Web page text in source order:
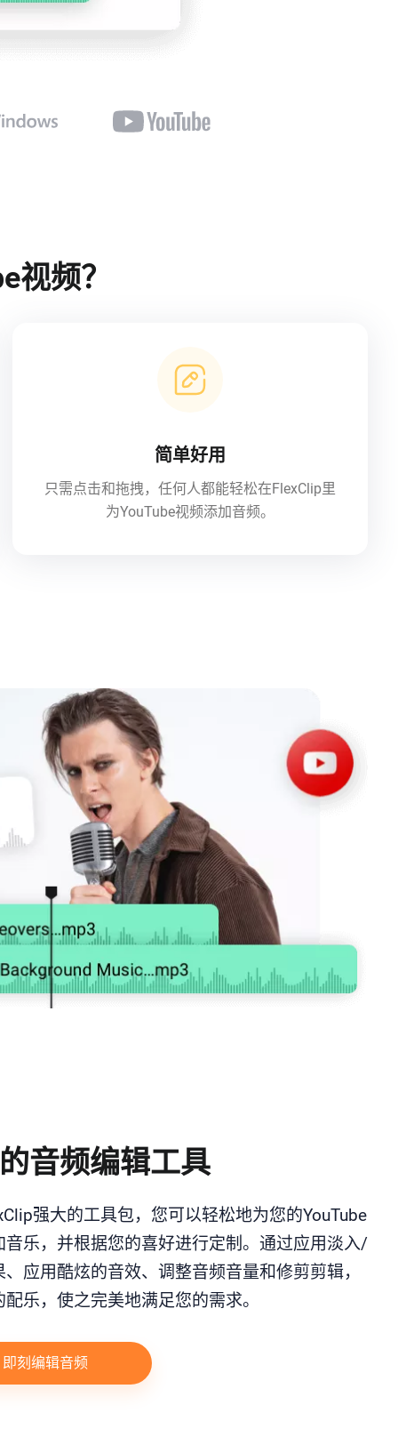
频？
简单好用
只需点击和拖拽，任何人都能轻松在FlexClip里
为YouTube视频添加音频。
音频编辑工具
强大的工具包，您可以轻松地为您的YouTube
音乐，并根据您的喜好进行定制。通过应用淡入/
应用酷炫的音效、调整音频音量和修剪剪辑，
乐，使之完美地满足您的需求。
即刻编辑音频